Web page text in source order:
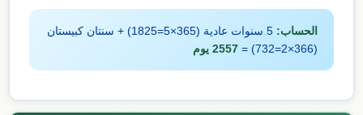
الحساب:
5 سنوات عادية (365×5=1825) + سنتان كبيستان
(366×2=732) =
2557 يوم